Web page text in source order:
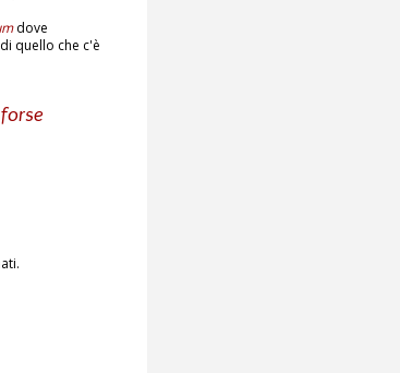
dove
quello che c'è